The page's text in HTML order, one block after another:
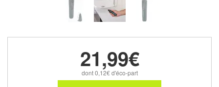
21,99€
dont 0,12€ d'éco-part